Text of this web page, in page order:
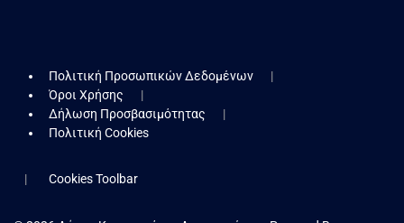
Πολιτική Προσωπικών Δεδομένων
Όροι Χρήσης
Δήλωση Προσβασιμότητας
Πολιτική Cookies
Cookies Toolbar